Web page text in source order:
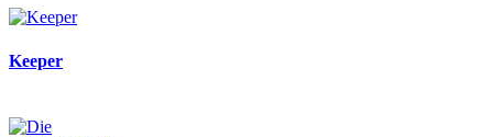
Keeper